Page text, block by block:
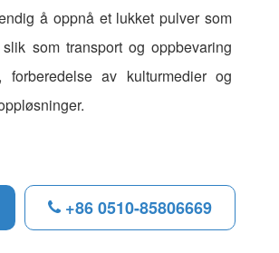
å oppnå et lukket pulver som
som transport og oppbevaring
forberedelse av kulturmedier og
+86 0510-85806669